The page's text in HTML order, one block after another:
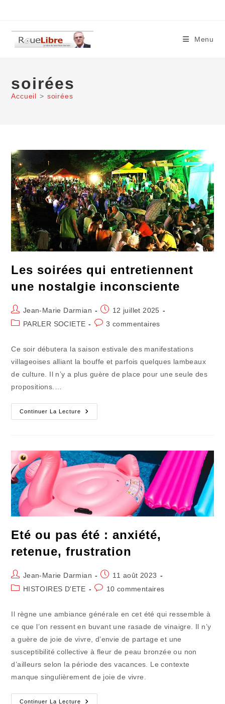
content
Menu
soirées
Accueil > soirées
Les soirées qui entretiennent
une nostalgie inconsciente
Auteur/autrice
de
Jean-Marie Darmian
Publication
publiée :
12 juillet 2025
PostPARLER SOCIETE
Commentaires
publication :
3 commentaires
Ce soir débutera la saison estivale des manifestations
villageoises alliant la bouffe et parfois quelques lambeaux
de culture. Il n’y a plus guère de place pour une seule des
propositions.…
Continuer La Lecture
Les
Soirées
Inconsciente
Eté ou pas été : anxiété,
retenue, frustration
Auteur/autrice
de
Jean-Marie Darmian
Publication
publiée :
11 août 2023
PostHISTOIRES D'ETE
Commentaires
10 commentaires
Il règne une ambiance générale en cet été qui ressemble à
ce que l’on ressent en buvant une rasade de vinaigre. Il n’y
a guère de joie de vivre, d’envie de partage et une
susceptibilité collective à fleur de peau bronzée ou non
d’ailleurs selon la période des vacances. Le contexte
manque singulièrement de joie de vivre.
Continuer La Lecture
Eté